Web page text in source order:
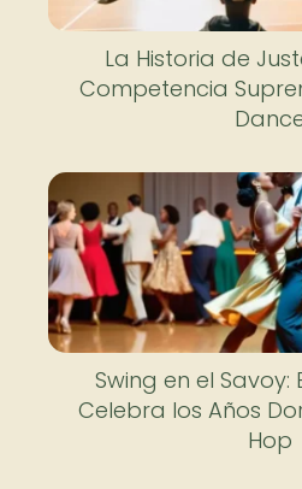
La Historia de
Competencia
Swing en el Savoy:
Celebra los Años
Hop